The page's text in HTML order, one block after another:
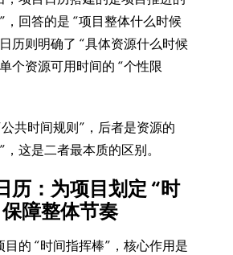
，回答的是 “项目整体什么时候
历则明确了 “具体资源什么时候
个资源可用时间的 “个性限
共时间规则”，后者是资源的
这是二者最本质的区别。
历：为项目划定 “时
障整体节奏
目的 “时间指挥棒”，核心作用是